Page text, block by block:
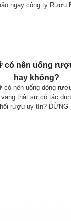
ngay công ty Rượu
có nên uống
hay không?
có nên uống dòng
thật sự có tác
rượu uy tín? ĐỪNG